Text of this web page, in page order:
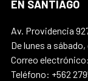
EN SANTIAGO
Av. Providencia
De lunes a
Correo
Teléfono: +562